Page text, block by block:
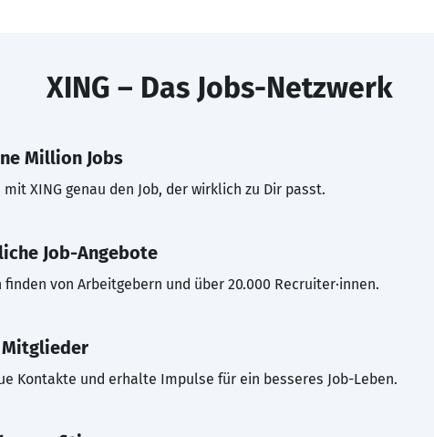
XING – Das Jobs-Netzwerk
Million Jobs
mit XING genau den Job, der wirklich zu Dir passt.
Job-Angebote
finden von Arbeitgebern und über 20.000 Recruiter·innen.
Mitglieder
Kontakte und erhalte Impulse für ein besseres Job-Leben.